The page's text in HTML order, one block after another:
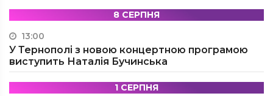
8 СЕРПНЯ
13:00
У Тернополі з новою концертною програмою
виступить Наталія Бучинська
1 СЕРПНЯ